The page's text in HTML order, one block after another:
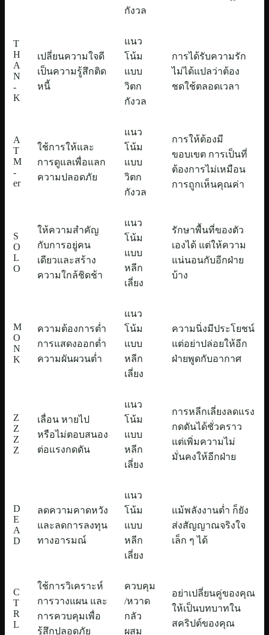
กังวล
T
H
A
N
-
K
เปลี่ยนความใจดี
เป็นความรู้สึกติด
หนี้
แนว
โน้ม
แบบ
วิตก
กังวล
การได้รับความรัก
ไม่ได้แปลว่าต้อง
ชดใช้ตลอดเวลา
A
T
M
-
er
ใช้การให้และ
การดูแลเพื่อแลก
ความปลอดภัย
แนว
โน้ม
แบบ
วิตก
กังวล
การให้ต้องมี
ขอบเขต การเป็นที่
ต้องการไม่เหมือน
การถูกเห็นคุณค่า
S
O
L
O
ให้ความสำคัญ
กับการอยู่คน
เดียวและสร้าง
ความใกล้ชิดช้า
แนว
โน้ม
แบบ
หลีก
เลี่ยง
รักษาพื้นที่ของตัว
เองได้ แต่ให้ความ
แน่นอนกับอีกฝ่าย
บ้าง
M
O
N
K
ความต้องการต่ำ
การแสดงออกต่ำ
ความผันผวนต่ำ
แนว
โน้ม
แบบ
หลีก
เลี่ยง
ความนิ่งมีประโยชน์
แต่อย่าปล่อยให้อีก
ฝ่ายพูดกับอากาศ
Z
Z
Z
Z
เลื่อน หายไป
หรือไม่ตอบสนอง
ต่อแรงกดดัน
แนว
โน้ม
แบบ
หลีก
เลี่ยง
การหลีกเลี่ยงลดแรง
กดดันได้ชั่วคราว
แต่เพิ่มความไม่
มั่นคงให้อีกฝ่าย
D
E
A
D
ลดความคาดหวัง
และลดการลงทุน
ทางอารมณ์
แนว
โน้ม
แบบ
หลีก
เลี่ยง
แม้พลังงานต่ำ ก็ยัง
ส่งสัญญาณจริงใจ
เล็ก ๆ ได้
C
T
R
L
ใช้การวิเคราะห์
การวางแผน และ
การควบคุมเพื่อ
รู้สึกปลอดภัย
ควบคุม
/หวาด
กลัว
ผสม
อย่าเปลี่ยนคู่ของคุณ
ให้เป็นบทบาทใน
สคริปต์ของคุณ